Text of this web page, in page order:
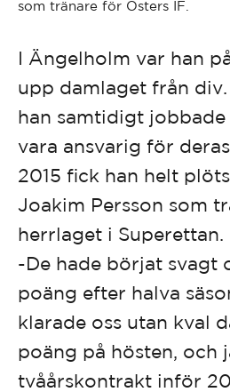
som tränare för Östers IF.
I Ängelholm var han
upp damlaget från
han samtidigt
vara ansvarig för
2015 fick han helt
Joakim Persson som
herrlaget i Superettan.
-De hade börjat svagt
poäng efter halva
klarade oss utan kval
poäng på hösten, och
tvåårskontrakt inför